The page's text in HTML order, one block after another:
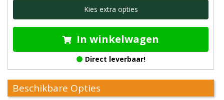
Kies extra opties
In winkelwagen
Direct leverbaar!
Beschikbare Opties